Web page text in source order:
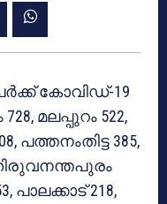
കോവിഡ്-19
മലപ്പുറം 522,
പത്തനംതിട്ട 385,
പാലക്കാട് 218,